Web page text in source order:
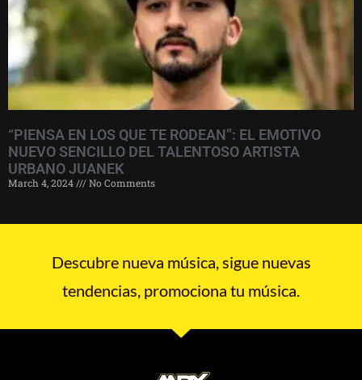
“PIENSA EN LOS QUE TE RODEAN”: EL EMOTIVO
NUEVO SENCILLO DEL TALENTOSO ARTISTA
URBANO JUANEK
March 4, 2024 No Comments
Descubre nueva música, sigue nuevas
tendencias, promociona tu música.